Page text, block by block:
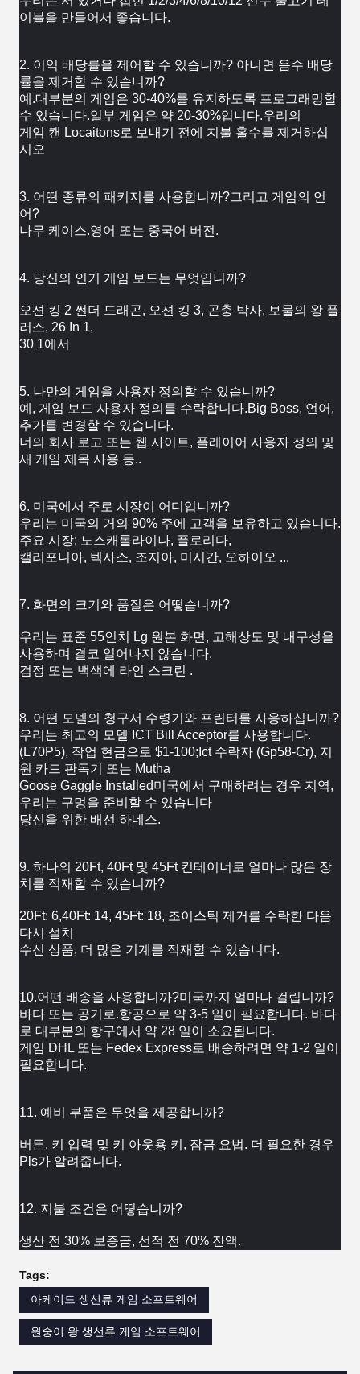
이블을 만들어서 좋습니다.
2. 이익 배당률을 제어할 수 있습니까? 아니면 음수 배당
률을 제거할 수 있습니까?
예.대부분의 게임은 30-40%를 유지하도록 프로그래밍할
수 있습니다.일부 게임은 약 20-30%입니다.우리의
게임 캔 Locaitons로 보내기 전에 지불 홀수를 제거하십
시오
3. 어떤 종류의 패키지를 사용합니까?그리고 게임의 언
어?
나무 케이스.영어 또는 중국어 버전.
4. 당신의 인기 게임 보드는 무엇입니까?
오션 킹 2 썬더 드래곤, 오션 킹 3, 곤충 박사, 보물의 왕 플
러스, 26 In 1,
30 1에서
5. 나만의 게임을 사용자 정의할 수 있습니까?
예, 게임 보드 사용자 정의를 수락합니다.Big Boss, 언어,
추가를 변경할 수 있습니다.
너의 회사 로고 또는 웹 사이트, 플레이어 사용자 정의 및
새 게임 제목 사용 등..
6. 미국에서 주로 시장이 어디입니까?
우리는 미국의 거의 90% 주에 고객을 보유하고 있습니다.
주요 시장: 노스캐롤라이나, 플로리다,
캘리포니아, 텍사스, 조지아, 미시간, 오하이오 ...
7. 화면의 크기와 품질은 어떻습니까?
우리는 표준 55인치 Lg 원본 화면, 고해상도 및 내구성을
사용하며 결코 일어나지 않습니다.
검정 또는 백색에 라인 스크린 .
8. 어떤 모델의 청구서 수령기와 프린터를 사용하십니까?
우리는 최고의 모델 ICT Bill Acceptor를 사용합니다.
(L70P5), 작업 현금으로 $1-100;Ict 수락자 (Gp58-Cr), 지
원 카드 판독기 또는 Mutha
Goose Gaggle Installed미국에서 구매하려는 경우 지역,
우리는 구멍을 준비할 수 있습니다
당신을 위한 배선 하네스.
9. 하나의 20Ft, 40Ft 및 45Ft 컨테이너로 얼마나 많은 장
치를 적재할 수 있습니까?
20Ft: 6,40Ft: 14, 45Ft: 18, 조이스틱 제거를 수락한 다음
다시 설치
수신 상품, 더 많은 기계를 적재할 수 있습니다.
10.어떤 배송을 사용합니까?미국까지 얼마나 걸립니까?
바다 또는 공기로.항공으로 약 3-5 일이 필요합니다. 바다
로 대부분의 항구에서 약 28 일이 소요됩니다.
게임 DHL 또는 Fedex Express로 배송하려면 약 1-2 일이
필요합니다.
11. 예비 부품은 무엇을 제공합니까?
버튼, 키 입력 및 키 아웃용 키, 잠금 요법. 더 필요한 경우
Pls가 알려줍니다.
12. 지불 조건은 어떻습니까?
생산 전 30% 보증금, 선적 전 70% 잔액.
Tags:
아케이드 생선류 게임 소프트웨어
원숭이 왕 생선류 게임 소프트웨어